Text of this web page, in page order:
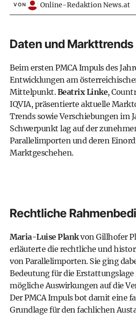
VON Online-Redaktion News.at
Daten und Markttrends
Beim ersten PMCA Impuls des
Entwicklungen am
Mittelpunkt.Beatrix Linke,
IQVIA, präsentierte aktuelle
Trends sowie Verschiebungen im
Schwerpunkt lag auf der
Parallelimporten und deren
Marktgeschehen.
Rechtliche
Maria-Luise Plankvon Gillhofer
erläuterte die rechtliche und
von Parallelimporten. Sie ging
Bedeutung für die
mögliche Auswirkungen auf die
Der PMCA Impuls bot damit eine
Grundlage für den fachlichen